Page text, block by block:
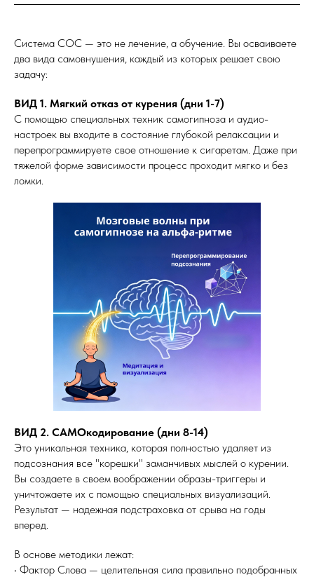
Система СОС — это не лечение, а обучение. Вы осваиваете
два вида самовнушения, каждый из которых решает свою
задачу:
ВИД 1. Мягкий отказ от курения (дни 1-7)
С помощью специальных техник самогипноза и аудио-
настроек вы входите в состояние глубокой релаксации и
перепрограммируете свое отношение к сигаретам. Даже при
тяжелой форме зависимости процесс проходит мягко и без
ломки.
ВИД 2. САМОкодирование (дни 8-14)
Это уникальная техника, которая полностью удаляет из
подсознания все "корешки" заманчивых мыслей о курении.
Вы создаете в своем воображении образы-триггеры и
уничтожаете их с помощью специальных визуализаций.
Результат — надежная подстраховка от срыва на годы
вперед.
В основе методики лежат:
• Фактор Слова — целительная сила правильно подобранных